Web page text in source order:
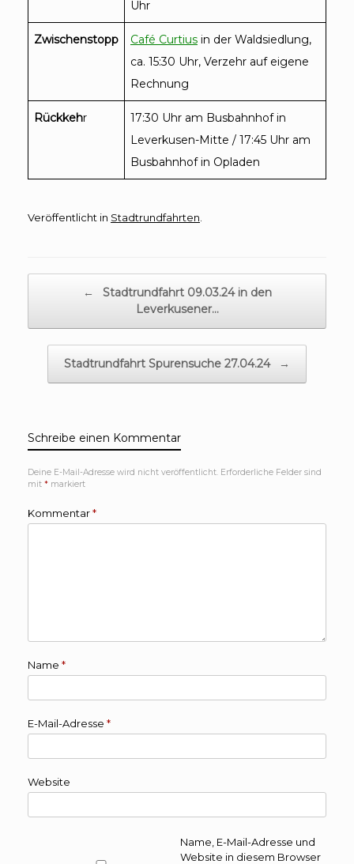
Uhr
Zwischenstopp Café Curtius in der Waldsiedlung,
ca. 15:30 Uhr, Verzehr auf eigene
Rechnung
Rückkehr
17:30 Uhr am Busbahnhof in
Leverkusen-Mitte / 17:45 Uhr am
Busbahnhof in Opladen
Veröffentlicht in Stadtrundfahrten
←
Stadtrundfahrt 09.03.24 in den
Leverkusener…
Stadtrundfahrt Spurensuche 27.04.24 →
Schreibe einen Kommentar
Deine E-Mail-Adresse wird nicht veröffentlicht. Erforderliche Felder sind
mit * markiert
Kommentar*
Name *
E-Mail-Adresse *
Website
Name, E-Mail-Adresse und
Website in diesem Browser